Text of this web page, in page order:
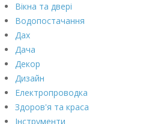
Вікна та двері
Водопостачання
Дах
Дача
Декор
Дизайн
Електропроводка
Здоров'я та краса
Інструменти